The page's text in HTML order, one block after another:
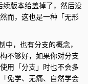
续版本给盖掉了，然后没
而，这也是一种「无形
，也有分支的概念，
不够好，如果你对分支
用「分支」时也不会多
免学、无痛、自然学会